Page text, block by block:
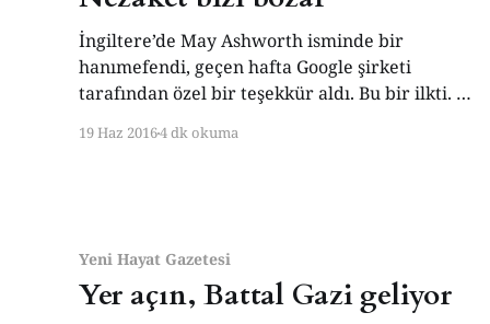
İngiltere’de May Ashworth isminde bir
hanımefendi, geçen hafta Google şirketi
tarafından özel bir teşekkür aldı. Bu bir ilkti. 86
bilgilere göre- şahsi bir dizüstü bilgisayarına
19 Haz 20164 dk okuma
Yeni Hayat Gazetesi
Yer açın, Battal Gazi geliyor